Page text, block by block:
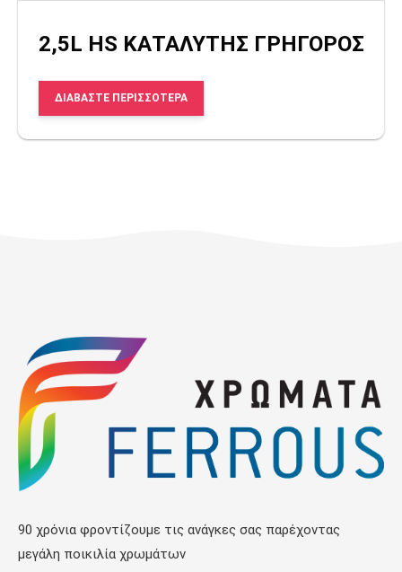
2,5L HS ΚΑΤΑΛΥΤΗΣ ΓΡΗΓΟΡΟΣ
ΔΙΑΒΆΣΤΕ ΠΕΡΙΣΣΌΤΕΡΑ
90 χρόνια φροντίζουμε τις ανάγκες σας παρέχοντας
μεγάλη ποικιλία χρωμάτων